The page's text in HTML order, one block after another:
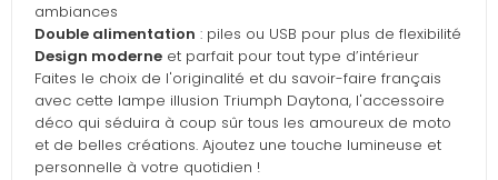
ambiances
Double alimentation : piles ou USB pour plus de flexibilité
Design moderne et parfait pour tout type d’intérieur
Faites le choix de l'originalité et du savoir-faire français
avec cette lampe illusion Triumph Daytona, l'accessoire
déco qui séduira à coup sûr tous les amoureux de moto
et de belles créations. Ajoutez une touche lumineuse et
personnelle à votre quotidien !